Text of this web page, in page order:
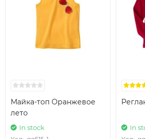
Майка-топ Оранжевое
лето
In stock In